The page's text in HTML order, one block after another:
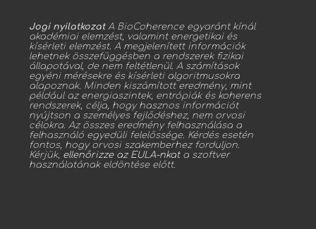
Jogi nyilatkozatA BioCoherence egyaránt kínál
akadémiai elemzést, valamint energetikai és
kísérleti elemzést. A megjelenített információk
lehetnek összefüggésben a rendszerek fizikai
állapotával, de nem feltétlenül. A számítások
egyéni mérésekre és kísérleti algoritmusokra
alapoznak. Minden kiszámított eredmény, mint
például az energiaszintek, entrópiák és koherens
rendszerek, célja, hogy hasznos információt
nyújtson a személyes fejlődéshez, nem orvosi
célokra. Az összes eredmény felhasználása a
felhasználó egyedüli felelőssége. Kérdés esetén
fontos, hogy orvosi szakemberhez forduljon.
Kérjük, ellenőrizze az EULA-nkata szoftver
használatának eldöntése előtt.